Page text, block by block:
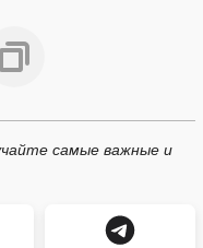
самые важные и